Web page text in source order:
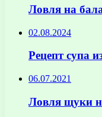
Ловля на
02.08.2024
Рецепт супа
06.07.2021
Ловля щуки